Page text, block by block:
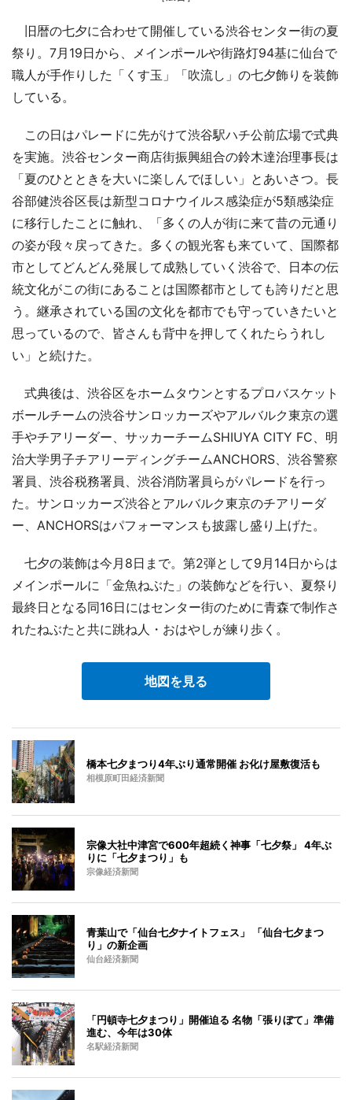
旧暦の七夕に合わせて開催している渋谷センター街の夏
祭り。7月19日から、メインポールや街路灯94基に仙台で
職人が手作りした「くす玉」「吹流し」の七夕飾りを装飾
している。
この日はパレードに先がけて渋谷駅ハチ公前広場で式典
を実施。渋谷センター商店街振興組合の鈴木達治理事長は
「夏のひとときを大いに楽しんでほしい」とあいさつ。長
谷部健渋谷区長は新型コロナウイルス感染症が5類感染症
に移行したことに触れ、「多くの人が街に来て昔の元通り
の姿が段々戻ってきた。多くの観光客も来ていて、国際都
市としてどんどん発展して成熟していく渋谷で、日本の伝
統文化がこの街にあることは国際都市としても誇りだと思
う。継承されている国の文化を都市でも守っていきたいと
思っているので、皆さんも背中を押してくれたらうれし
い」と続けた。
式典後は、渋谷区をホームタウンとするプロバスケット
ボールチームの渋谷サンロッカーズやアルバルク東京の選
手やチアリーダー、サッカーチームSHIUYA CITY FC、明
治大学男子チアリーディングチームANCHORS、渋谷警察
署員、渋谷税務署員、渋谷消防署員らがパレードを行っ
た。サンロッカーズ渋谷とアルバルク東京のチアリーダ
ー、ANCHORSはパフォーマンスも披露し盛り上げた。
七夕の装飾は今月8日まで。第2弾として9月14日からは
メインポールに「金魚ねぶた」の装飾などを行い、夏祭り
最終日となる同16日にはセンター街のために青森で制作さ
れたねぶたと共に跳ね人・おはやしが練り歩く。
地図を見る
橋本七夕まつり4年ぶり通常開催 お化け屋敷復活も
相模原町田経済新聞
宗像大社中津宮で600年超続く神事「七夕祭」 4年ぶ
りに「七夕まつり」も
宗像経済新聞
青葉山で「仙台七夕ナイトフェス」 「仙台七夕まつ
り」の新企画
仙台経済新聞
「円頓寺七夕まつり」開催迫る 名物「張りぼて」準備
進む、今年は30体
名駅経済新聞